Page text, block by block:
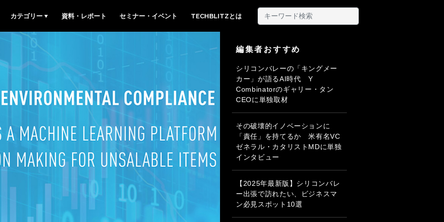
カテゴリー 資料・レポート セミナー・イベント TECHBLITZとは
編集者おすすめ
シリコンバレーの「キングメー
カー」が語るAI時代 Y
Combinatorのギャリー・タン
CEOに単独取材
その破壊的イノベーションに
「責任」を持てるか 米有名VC
ゼネラル・カタリストMDに単独
インタビュー
【2025年最新版】シリコンバレ
ー出張で訪れたい、ビジネスマ
ン必見スポット10選